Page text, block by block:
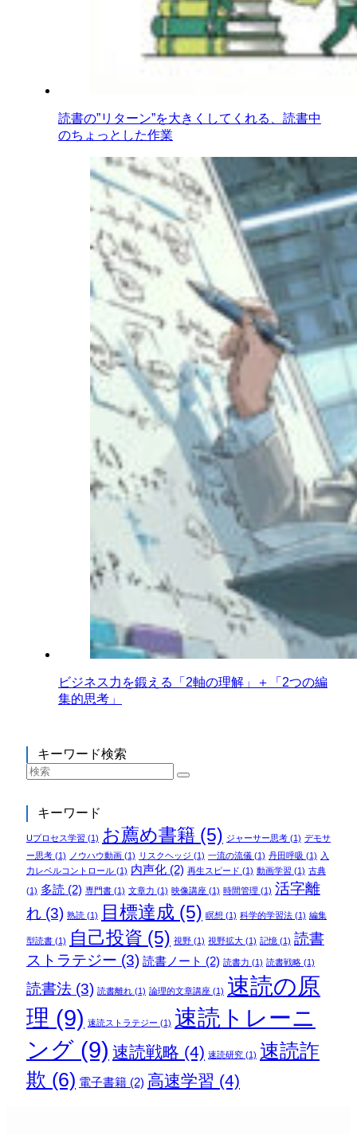
読書の”リターン”を大きくしてくれる、読書中
のちょっとした作業
ビジネス力を鍛える「2軸の理解」＋「2つの編
集的思考」
キーワード検索
キーワード
Uプロセス学習 (1) お薦め書籍 (5) ジャーサー思考(1) デモサ
ー思考(1) ノウハウ動画(1) リスクヘッジ (1) 一流の流儀(1) 丹田呼吸 (1) 入
力レベルコントロール(1) 内声化(2) 再生スピード (1) 動画学習 (1) 古典
(1) 多読 (2) 専門書(1) 文章力 (1) 映像講座(1) 時間管理 (1) 活字離
れ(3) 熟読(1) 目標達成 (5) 瞑想 (1) 科学的学習法(1) 編集
型読書(1) 自己投資 (5) 視野(1) 視野拡大(1) 記憶(1) 読書
ストラテジー (3) 読書ノート (2) 読書力 (1) 読書戦略(1)
読書法(3) 読書離れ(1) 論理的文章講座(1) 速読の原
理 (9) 速読ストラテジー (1) 速読トレーニ
ング(9) 速読戦略 (4) 速読研究(1) 速読詐
欺 (6) 電子書籍(2) 高速学習 (4)